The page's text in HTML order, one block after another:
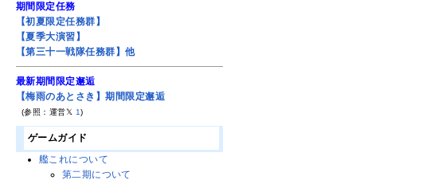
期間限定任務
【初夏限定任務群】
【夏季大演習】
【第三十一戦隊任務群】他
最新期間限定邂逅
【梅雨のあとさき】期間限定邂逅
(参照：運営𝕏 1)
ゲームガイド
艦これについて
第二期について